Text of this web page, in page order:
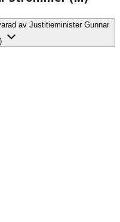
av Justitieminister Gunnar